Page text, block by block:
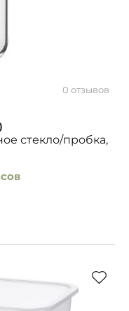
0 отзывов
стекло/пробка,